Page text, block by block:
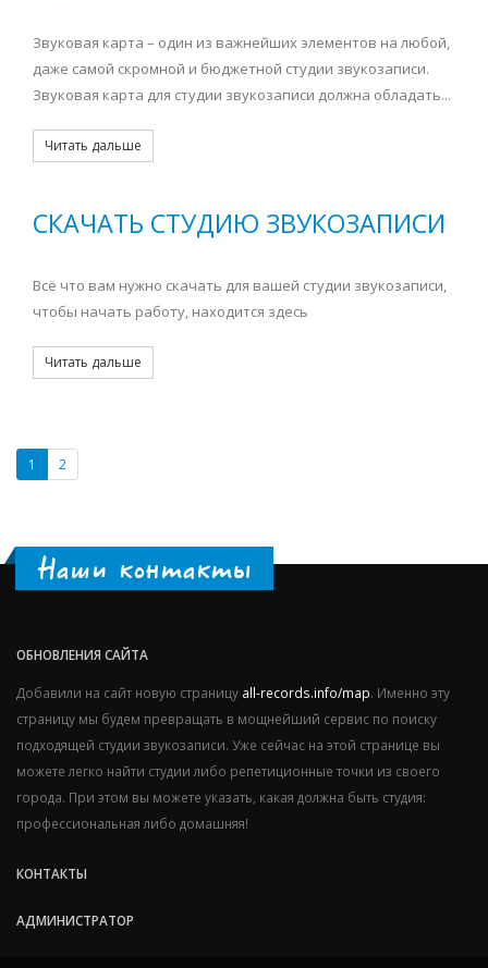
Звуковая карта – один из важнейших элементов на любой,
даже самой скромной и бюджетной студии звукозаписи.
Звуковая карта для студии звукозаписи должна обладать...
Читать дальше
СКАЧАТЬ СТУДИЮ ЗВУКОЗАПИСИ
Всё что вам нужно скачать для вашей студии звукозаписи,
чтобы начать работу, находится здесь
Читать дальше
1 2
Наши контакты
ОБНОВЛЕНИЯ САЙТА
Добавили на сайт новую страницу all-records.info/map. Именно эту
страницу мы будем превращать в мощнейший сервис по поиску
подходящей студии звукозаписи. Уже сейчас на этой странице вы
можете легко найти студии либо репетиционные точки из своего
города. При этом вы можете указать, какая должна быть студия:
профессиональная либо домашняя!
КОНТАКТЫ
АДМИНИСТРАТОР